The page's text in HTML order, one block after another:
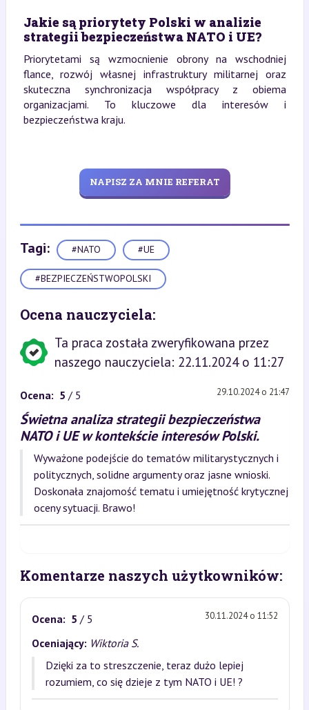
Jakie są priorytety Polski w analizie
strategii bezpieczeństwa NATO i UE?
Priorytetami są wzmocnienie obrony na wschodniej
flance, rozwój własnej infrastruktury militarnej oraz
skuteczna synchronizacja współpracy z obiema
organizacjami. To kluczowe dla interesów i
bezpieczeństwa kraju.
NAPISZ ZA MNIE REFERAT
Tagi: #NATO #UE
#BEZPIECZEŃSTWOPOLSKI
Ocena nauczyciela:
Ta praca została zweryfikowana przez
naszego nauczyciela: 22.11.2024 o 11:27
Ocena: 5 / 5 29.10.2024 o 21:47
Świetna analiza strategii bezpieczeństwa
NATO i UE w kontekście interesów Polski.
Wyważone podejście do tematów militarystycznych i
politycznych, solidne argumenty oraz jasne wnioski.
Doskonała znajomość tematu i umiejętność krytycznej
oceny sytuacji. Brawo!
Komentarze naszych użytkowników:
Ocena: 5 / 5 30.11.2024 o 11:52
Oceniający: Wiktoria S.
Dzięki za to streszczenie, teraz dużo lepiej
rozumiem, co się dzieje z tym NATO i UE! ?